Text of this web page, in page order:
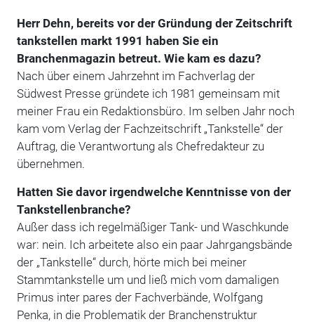
Herr Dehn, bereits vor der Gründung der Zeitschrift
tankstellen markt 1991 haben Sie ein
Branchenmagazin betreut. Wie kam es dazu?
Nach über einem Jahrzehnt im Fachverlag der
Südwest Presse gründete ich 1981 gemeinsam mit
meiner Frau ein Redak­tionsbüro. Im selben Jahr noch
kam vom Verlag der Fachzeitschrift „Tankstelle“ der
Auftrag, die Verantwortung als Chefredakteur zu
übernehmen.
Hatten Sie davor irgendwelche Kenntnisse von der
Tankstellenbranche?
Außer dass ich regelmäßiger Tank- und Waschkunde
war: nein. Ich arbeitete also ein paar Jahrgangsbände
der „Tankstelle“ durch, hörte mich bei meiner
Stammtankstelle um und ließ mich vom damaligen
Primus inter pares der Fachverbände, Wolfgang
Penka, in die Problematik der Branchenstruktur